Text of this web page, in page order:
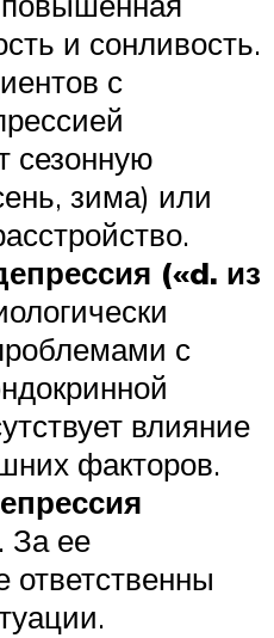
и сонливость.
с
сезонную
зима) или
(«d. из
с
влияние
факторов.
. За ее
ответственны